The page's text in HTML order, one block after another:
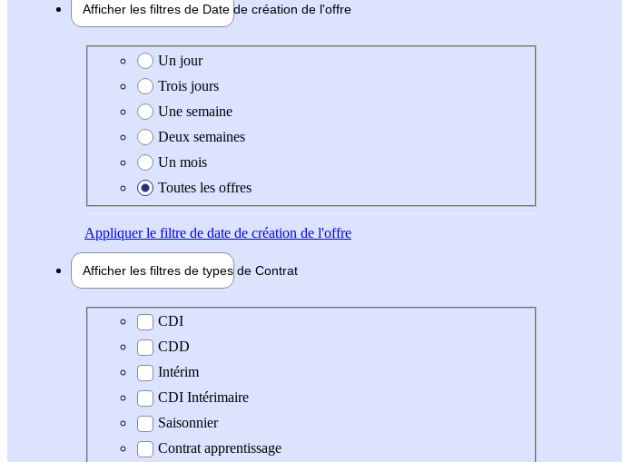
Afficher les filtres de Date de création de l'offre
Date de création de l'offre
Un jour
Trois jours
Une semaine
Deux semaines
Un mois
Toutes les offres
Appliquerle filtre de date de création de l'offre
Afficher les filtres de types de Contrat
Type de contrat
CDI
CDD
Intérim
CDI Intérimaire
Saisonnier
Contrat apprentissage